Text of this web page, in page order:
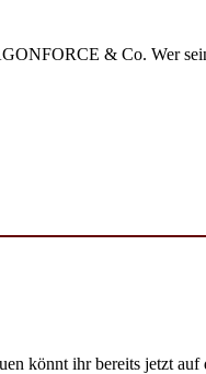
& Co. Wer
könnt ihr bereits jetzt auf